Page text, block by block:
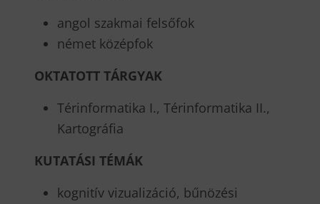
angol szakmai felsőfok
német középfok
OKTATOTT TÁRGYAK
Térinformatika I., Térinformatika II.,
Kartográfia
KUTATÁSI TÉMÁK
kognitív vizualizáció, bűnözési